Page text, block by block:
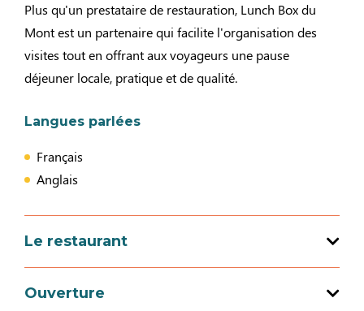
Plus qu'un prestataire de restauration, Lunch Box du
Mont est un partenaire qui facilite l'organisation des
visites tout en offrant aux voyageurs une pause
déjeuner locale, pratique et de qualité.
Langues parlées
Français
Anglais
Le restaurant
Spécialités culinaires : Cuisine européenne, Cuisine
Ouverture